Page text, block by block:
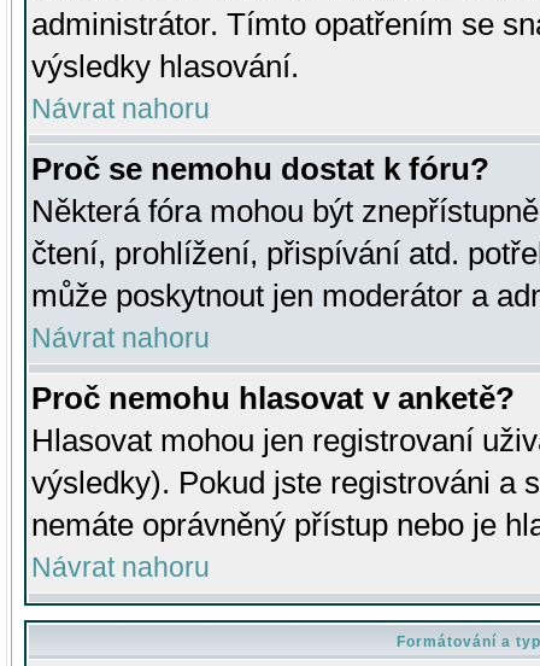
administrátor. Tímto opatřením se
výsledky hlasování.
Návrat nahoru
Proč se nemohu dostat k fóru?
Některá fóra mohou být
čtení, prohlížení, přispívání atd.
může poskytnout jen moderátor a
Návrat nahoru
Proč nemohu hlasovat v anketě?
Hlasovat mohou jen registrovaní
výsledky). Pokud jste registrováni a
nemáte oprávněný přístup nebo je
Návrat nahoru
Formátování a